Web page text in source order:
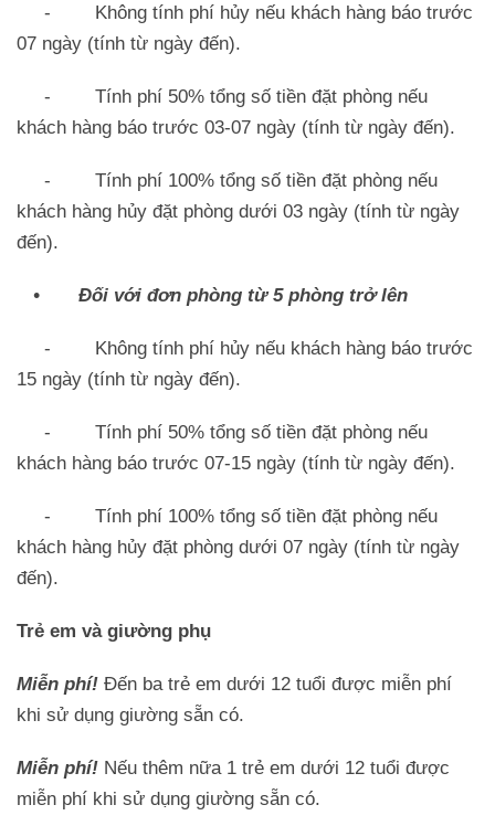
- Không tính phí hủy nếu khách hàng báo trước
07 ngày (tính từ ngày đến).
- Tính phí 50% tổng số tiền đặt phòng nếu
khách hàng báo trước 03-07 ngày (tính từ ngày đến).
- Tính phí 100% tổng số tiền đặt phòng nếu
khách hàng hủy đặt phòng dưới 03 ngày (tính từ ngày
đến).
• Đối với đơn phòng từ 5 phòng trở lên
- Không tính phí hủy nếu khách hàng báo trước
15 ngày (tính từ ngày đến).
- Tính phí 50% tổng số tiền đặt phòng nếu
khách hàng báo trước 07-15 ngày (tính từ ngày đến).
- Tính phí 100% tổng số tiền đặt phòng nếu
khách hàng hủy đặt phòng dưới 07 ngày (tính từ ngày
đến).
Trẻ em và giường phụ
Miễn phí! Đến ba trẻ em dưới 12 tuổi được miễn phí
khi sử dụng giường sẵn có.
Miễn phí! Nếu thêm nữa 1 trẻ em dưới 12 tuổi được
miễn phí khi sử dụng giường sẵn có.